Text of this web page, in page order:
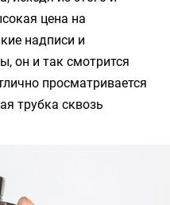
цена на
надписи и
он и так смотрится
просматривается
трубка сквозь